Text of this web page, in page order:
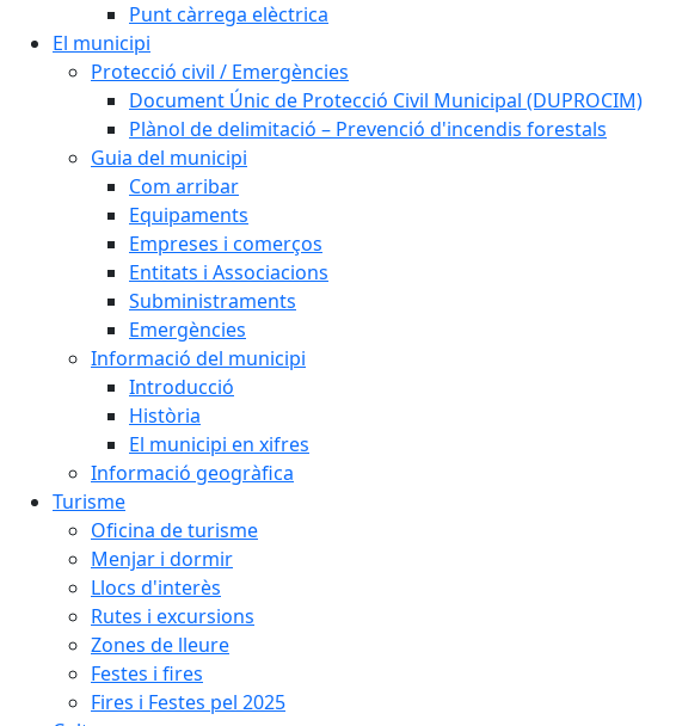
Punt càrrega elèctrica
El municipi
Protecció civil / Emergències
Document Únic de Protecció Civil Municipal (DUPROCIM)
Plànol de delimitació – Prevenció d'incendis forestals
Guia del municipi
Com arribar
Equipaments
Empreses i comerços
Entitats i Associacions
Subministraments
Emergències
Informació del municipi
Introducció
Història
El municipi en xifres
Informació geogràfica
Turisme
Oficina de turisme
Menjar i dormir
Llocs d'interès
Rutes i excursions
Zones de lleure
Festes i fires
Fires i Festes pel 2025